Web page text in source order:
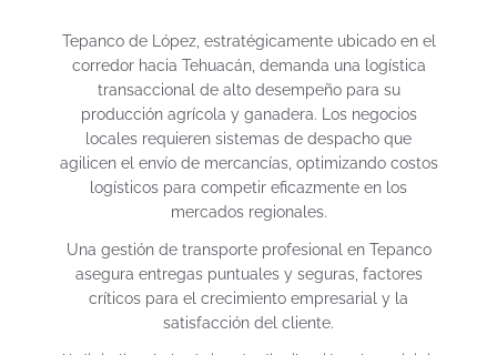
Tepanco de López, estratégicamente ubicado en el
corredor hacia Tehuacán, demanda una logística
transaccional de alto desempeño para su
producción agrícola y ganadera. Los negocios
locales requieren sistemas de despacho que
agilicen el envío de mercancías, optimizando costos
logísticos para competir eficazmente en los
mercados regionales.
Una gestión de transporte profesional en Tepanco
asegura entregas puntuales y seguras, factores
críticos para el crecimiento empresarial y la
satisfacción del cliente.